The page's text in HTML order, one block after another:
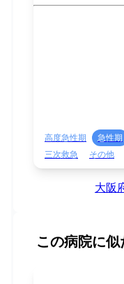
高度急性期 急性期
三次救急
その他
大阪
この病院に似